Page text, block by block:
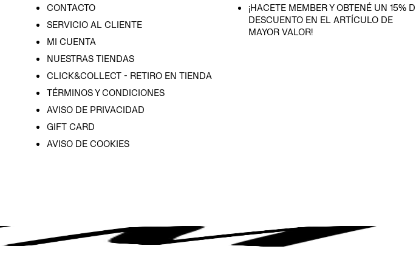
CONTACTO
SERVICIO AL CLIENTE
MI CUENTA
NUESTRAS TIENDAS
CLICK&COLLECT - RETIRO EN TIENDA
TÉRMINOS Y CONDICIONES
AVISO DE PRIVACIDAD
GIFT CARD
AVISO DE COOKIES
¡HACETE MEMBER Y OBTENÉ UN 15%
DESCUENTO EN EL ARTÍCULO DE
MAYOR VALOR!